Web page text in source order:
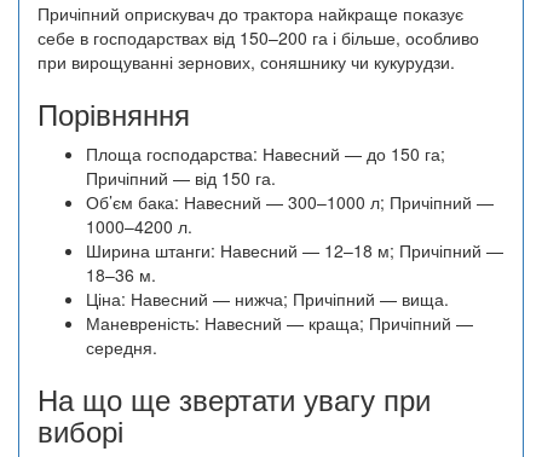
Причіпний оприскувач до трактора найкраще показує
себе в господарствах від 150–200 га і більше, особливо
при вирощуванні зернових, соняшнику чи кукурудзи.
Порівняння
Площа господарства: Навесний — до 150 га;
Причіпний — від 150 га.
Об’єм бака: Навесний — 300–1000 л; Причіпний —
1000–4200 л.
Ширина штанги: Навесний — 12–18 м; Причіпний —
18–36 м.
Ціна: Навесний — нижча; Причіпний — вища.
Маневреність: Навесний — краща; Причіпний —
середня.
На що ще звертати увагу при
виборі